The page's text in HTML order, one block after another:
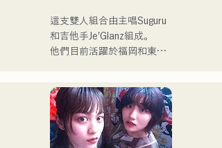
這支雙人組合由主唱Suguru
和吉他手Je'Glanz組成。
他們目前活躍於福岡和東
他們的社群媒體瀏覽量超過
350萬，粉絲超過11.9萬！
他們也被選中代表J:COM福
岡、熊本和下關，演唱2024